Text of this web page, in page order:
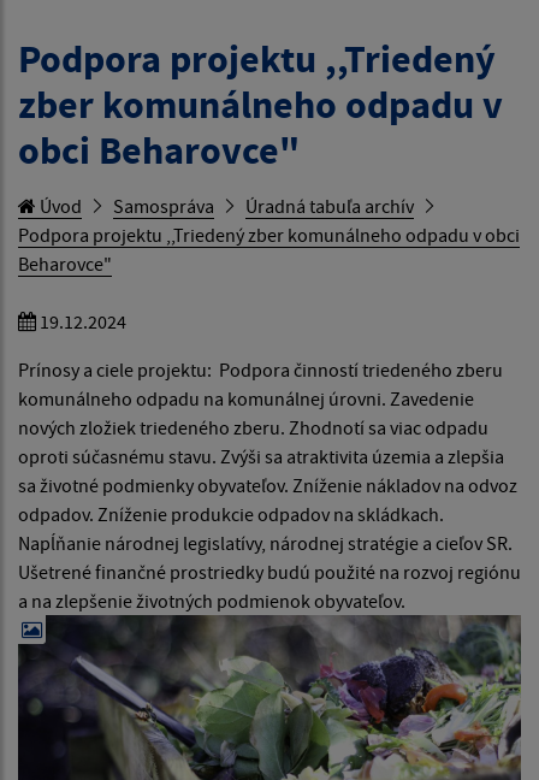
Podpora projektu ,,Triedený
zber komunálneho odpadu v
obci Beharovce"
Úvod Samospráva
Úradná tabuľa archív
Podpora projektu ,,Triedený zber komunálneho odpadu v obci
Beharovce"
19.12.2024
Prínosy a ciele projektu: Podpora činností triedeného zberu
komunálneho odpadu na komunálnej úrovni. Zavedenie
nových zložiek triedeného zberu. Zhodnotí sa viac odpadu
oproti súčasnému stavu. Zvýši sa atraktivita územia a zlepšia
sa životné podmienky obyvateľov. Zníženie nákladov na odvoz
odpadov. Zníženie produkcie odpadov na skládkach.
Napĺňanie národnej legislatívy, národnej stratégie a cieľov SR.
Ušetrené finančné prostriedky budú použité na rozvoj regiónu
a na zlepšenie životných podmienok obyvateľov.